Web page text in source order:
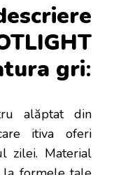
gri:
alăptat din
itiva oferi
zilei. Material